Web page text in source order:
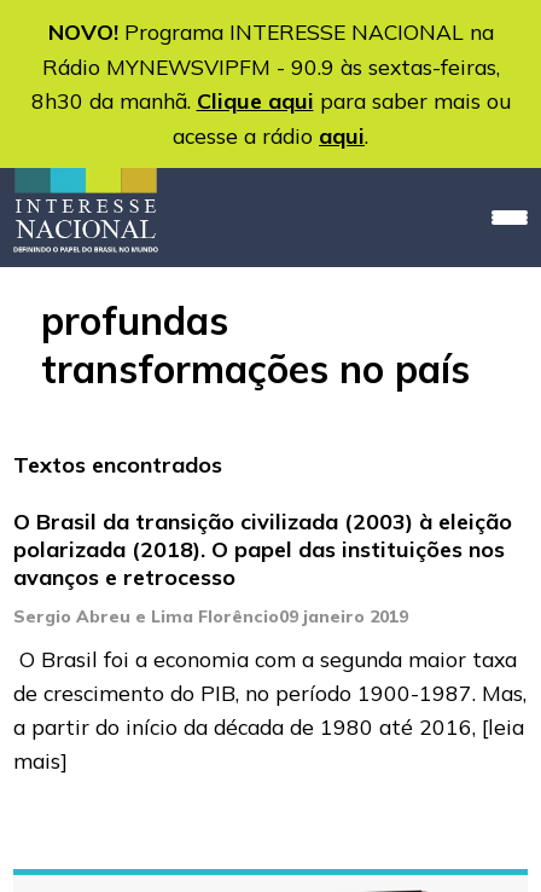
NOVO!Programa INTERESSE NACIONAL na
Rádio MYNEWSVIPFM - 90.9 às sextas-feiras,
8h30 da manhã. Clique aqui para saber mais ou
acesse a rádio aqui.
profundas
transformações no país
Textos encontrados
O Brasil da transição civilizada (2003) à eleição
polarizada (2018). O papel das instituições nos
avanços e retrocesso
Sergio Abreu e Lima Florêncio09 janeiro 2019
O Brasil foi a economia com a segunda maior taxa
de crescimento do PIB, no período 1900-1987. Mas,
a partir do início da década de 1980 até 2016, [leia
mais]